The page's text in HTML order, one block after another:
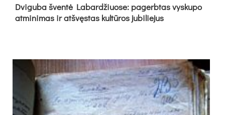
Dvi­gu­ba šven­tė La­bar­džiuo­se: pa­gerb­tas vys­ku­po
at­mi­ni­mas ir at­švęs­tas kul­tū­ros ju­bi­lie­jus